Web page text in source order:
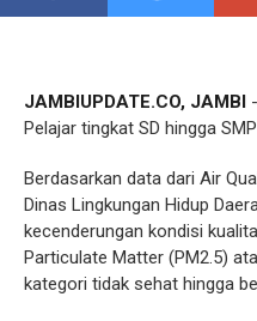
JAMBIUPDATE.CO, JAMBI
Pelajar tingkat SD hingga
Berdasarkan data dari Air
Dinas Lingkungan Hidup
kecenderungan kondisi
Particulate Matter (PM2.5)
kategori tidak sehat hingga